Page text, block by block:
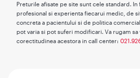
Preturile afisate pe site sunt cele standard.
profesional si experienta fiecarui medic, de
concreta a pacientului si de politica
pot varia si pot suferi modificari. Va rugam sa
corectitudinea acestora in call center: